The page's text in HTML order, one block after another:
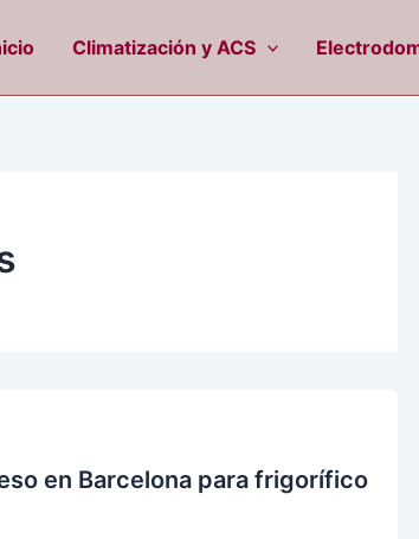
Climatización y ACS
en Barcelona para frigorífico